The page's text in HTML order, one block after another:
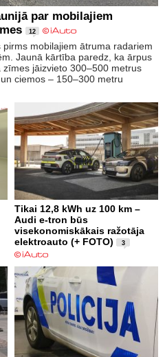
par mobilajiem
12
mobilajiem ātruma radariem
Jaunā kārtība paredz, ka ārpus
jāizvieto 300–500 metrus
ciemos – 150–300 metru
Tikai 12,8 kWh uz 100 km –
Audi e-tron būs
visekonomiskākais ražotāja
elektroauto (+ FOTO)
3